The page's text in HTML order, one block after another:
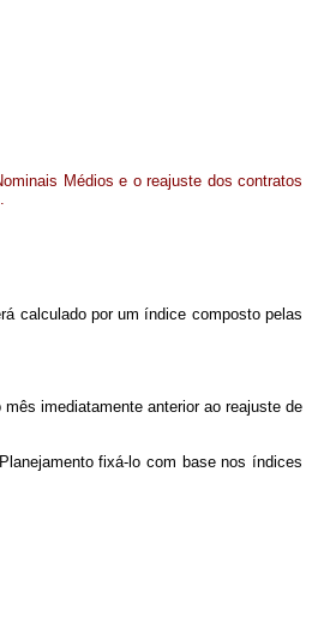
Médios e o reajuste dos contratos
calculado por um índice composto pelas
imediatamente anterior ao reajuste de
fixá-lo com base nos índices